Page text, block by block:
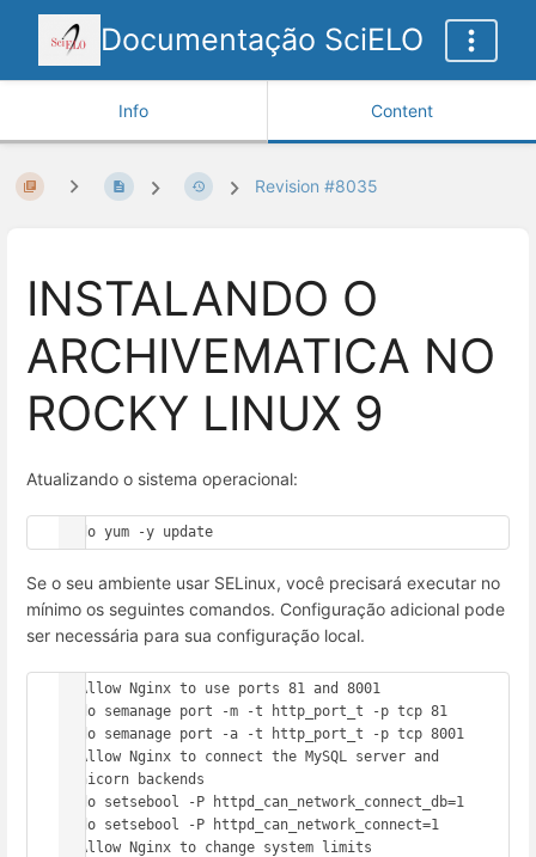
Documentação SciELO
Info Content
Revision #8035
INSTALANDO O
ARCHIVEMATICA NO
ROCKY LINUX 9
Atualizando o sistema operacional:
sudo yum -y update
Se o seu ambiente usar SELinux, você precisará executar no
mínimo os seguintes comandos. Configuração adicional pode
ser necessária para sua configuração local.
# Allow Nginx to use ports 81 and 8001
sudo semanage port -m -t http_port_t -p tcp 81
sudo semanage port -a -t http_port_t -p tcp 8001
# Allow Nginx to connect the MySQL server and
Gunicorn backends
sudo setsebool -P httpd_can_network_connect_db=1
sudo setsebool -P httpd_can_network_connect=1
# Allow Nginx to change system limits